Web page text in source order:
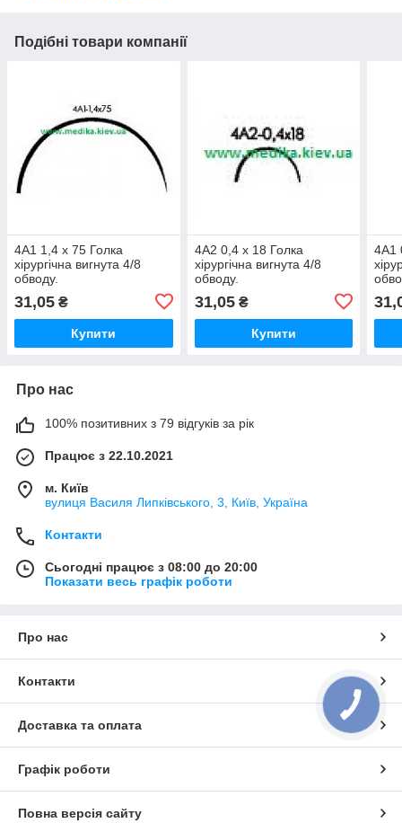
Подібні товари компанії
4А1 1,4 х 75 Голка
хірургічна вигнута 4/8
обводу.
31,05 ₴
Купити
4А2 0,4 х 18 Голка
хірургічна вигнута 4/8
обводу.
31,05₴
Купити
4А1
Про нас
100% позитивних з 79 відгуків за рік
Працює з 22.10.2021
м. Київ
вулиця Василя Липківського, 3, Київ, Україна
Контакти
Сьогодні працює з 08:00 до 20:00
Показати весь графік роботи
Про нас
Контакти
Доставка та оплата
Графік роботи
Повна версія сайту